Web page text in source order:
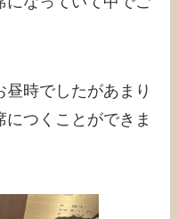
時でしたがあまり
につくことができま